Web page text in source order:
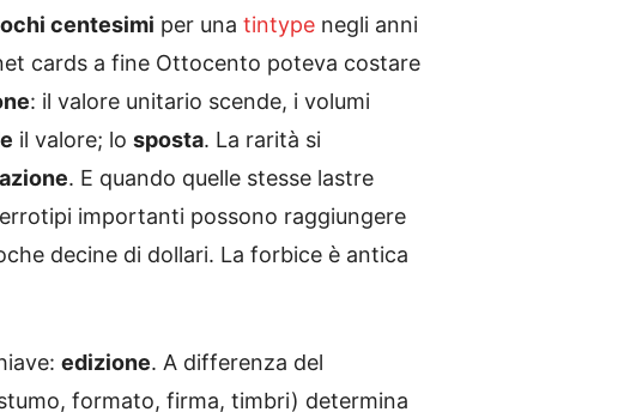
centesimi per una tintype negli anni
cards a fine Ottocento poteva costare
: il valore unitario scende, i volumi
il valore; lo sposta. La rarità si
. E quando quelle stesse lastre
importanti possono raggiungere
decine di dollari. La forbice è antica
edizione. A differenza del
formato, firma, timbri) determina